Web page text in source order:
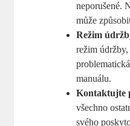
neporušené.
může
Režim
režim
manuálu.
Kontaktujte
všechno
svého